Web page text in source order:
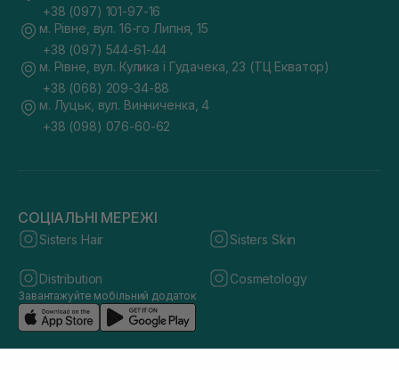
+38 (097) 101-97-16
м. Рівне, вул. 16-го Липня, 15
+38 (097) 544-61-44
м. Рівне, вул. Кулика і Гудачека, 23 (ТЦ Екватор)
+38 (068) 209-34-88
м. Луцьк, вул. Винниченка, 4
+38 (098) 076-60-62
СОЦІАЛЬНІ МЕРЕЖІ
Sisters Hair Sisters Skin
Distribution Cosmetology
Завантажуйте мобільний додаток